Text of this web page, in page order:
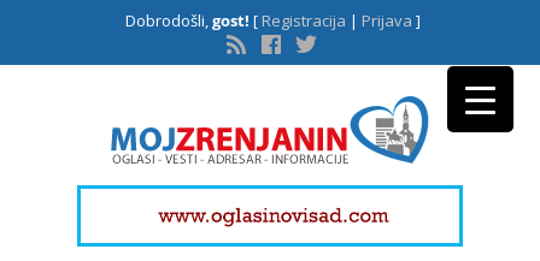
Dobrodošli,gost! [Registracija | Prijava ]